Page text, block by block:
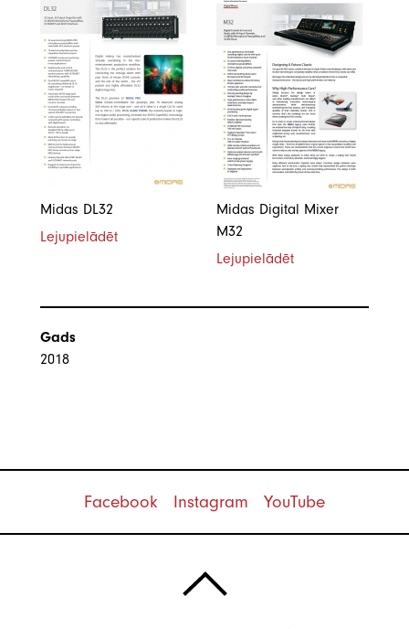
Midas DL32
Lejupielādēt
Midas Digital Mixer
M32
Lejupielādēt
Gads
2018
Facebook Instagram YouTube